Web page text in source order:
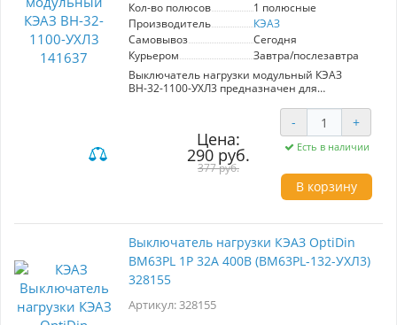
Кол-во полюсов
1 полюсные
Производитель
КЭАЗ
Самовывоз
Сегодня
Курьером
Завтра/послезавтра
Выключатель нагрузки модульный КЭАЗ
ВН-32-1100-УХЛ3 предназначен для
переменного тока. Обладает одним полюсом и
номинальным током 100 А, обеспечивая
высокую коммутационную способность.
Идеален для использования в промышленных
и бытовых системах электроснабжения.
Цена:
290 руб.
377 руб.
- +
Есть в наличии
В корзину
Выключатель нагрузки КЭАЗ OptiDin
ВМ63PL 1P 32А 400В (BM63PL-132-УХЛ3)
328155
Артикул: 328155